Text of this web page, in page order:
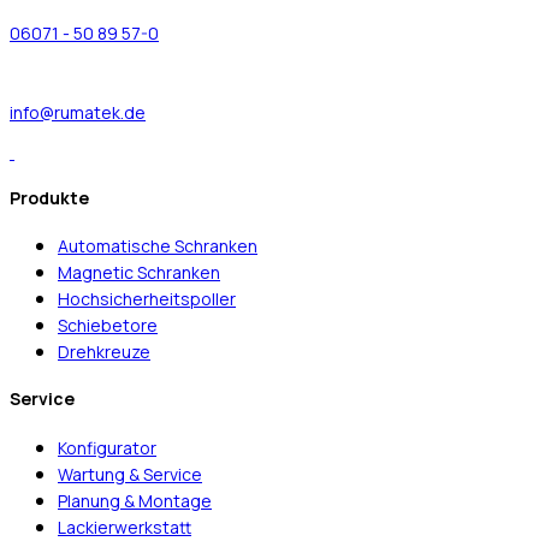
06071 - 50 89 57-0
info@rumatek.de
Produkte
Automatische Schranken
Magnetic Schranken
Hochsicherheitspoller
Schiebetore
Drehkreuze
Service
Konfigurator
Wartung & Service
Planung & Montage
Lackierwerkstatt